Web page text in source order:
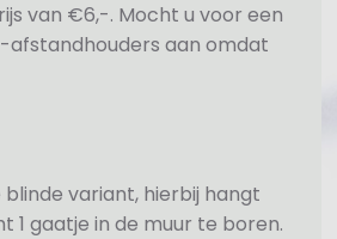
van €6,-. Mocht u voor een
afstandhouders aan omdat
variant, hierbij hangt
gaatje in de muur te boren.